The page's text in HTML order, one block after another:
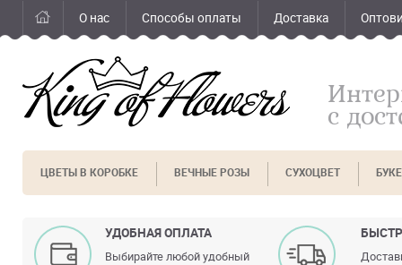
О нас Способы оплаты Доставка
с
ЦВЕТЫ В КОРОБКЕ ВЕЧНЫЕ РОЗЫ СУХОЦВЕТ
УДОБНАЯ ОПЛАТА
Выбирайте любой удобный